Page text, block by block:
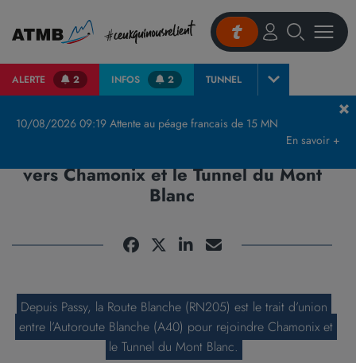
ALERTE 2 INFOS 2 TUNNEL
10/08/2026 09:19 Attente au péage francais de 15 MN
En savoir +
Route Blanche RN205 : voie d’accès vers Chamonix et le Tunnel du Mont Blanc
vers Chamonix et le Tunnel du Mont
Blanc
Depuis Passy, la Route Blanche (RN205) est le trait d’union
entre l’Autoroute Blanche (A40) pour rejoindre Chamonix et
le Tunnel du Mont Blanc.